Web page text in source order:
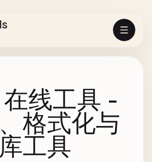
线工具 -
格式化与
工具